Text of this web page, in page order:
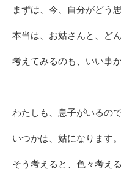
まずは、今、自分がどう
本当は、お姑さんと、ど
考えてみるのも、いい事
わたしも、息子がいるので
いつかは、姑になります。
そう考えると、色々考え